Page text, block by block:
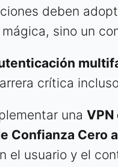
deben
sino un
crítica
una
Confianza Cero
el usuario y el